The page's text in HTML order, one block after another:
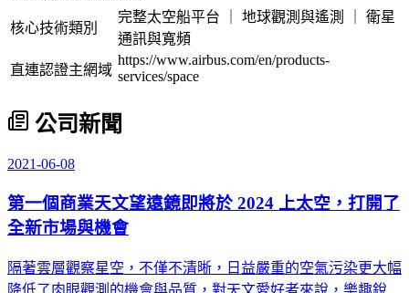
核心技術類別
完整太空船平台 ｜ 地球觀測與遙測 ｜ 衛星
通訊與寬頻
直連認證主網域
https://www.airbus.com/en/products-
services/space
公司新聞
2021-06-08
第一個商業天文望遠鏡即將於 2024 上太空，打開了
全新市場與機會
隔著雲層觀察星空，不僅不清晰，日益嚴重的空氣污染更大幅